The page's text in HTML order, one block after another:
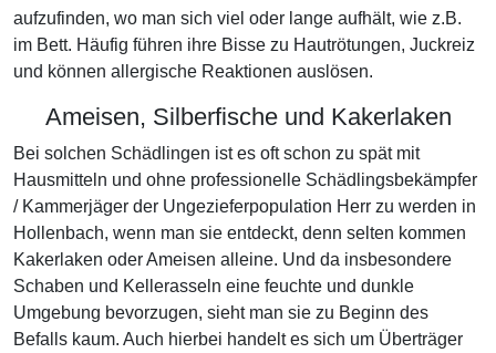
aufzufinden, wo man sich viel oder lange aufhält, wie z.B.
im Bett. Häufig führen ihre Bisse zu Hautrötungen, Juckreiz
und können allergische Reaktionen auslösen.
Ameisen, Silberfische und Kakerlaken
Bei solchen Schädlingen ist es oft schon zu spät mit
Hausmitteln und ohne professionelle Schädlingsbekämpfer
/ Kammerjäger der Ungezieferpopulation Herr zu werden in
Hollenbach, wenn man sie entdeckt, denn selten kommen
Kakerlaken oder Ameisen alleine. Und da insbesondere
Schaben und Kellerasseln eine feuchte und dunkle
Umgebung bevorzugen, sieht man sie zu Beginn des
Befalls kaum. Auch hierbei handelt es sich um Überträger